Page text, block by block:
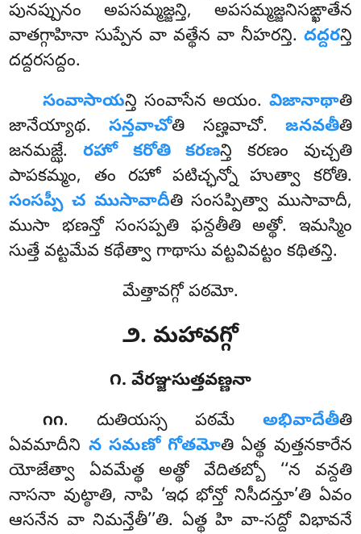
పునప్పునం అపసమ్మజ్జన్తి, అపసమ్మజ్జనిసఙ్ఖాతేన
వాతగ్గాహినా సుప్పేన వా వత్థేన వా నీహరన్తి. దద్దరన్తి
దద్దరసద్దం.
సంవాసాయన్తి సంవాసేన అయం. విజానాథాతి
జానేయ్యాథ.సన్తవాచోతి సణ్హవాచో. జనవతీతి
జనమజ్ఝే. రహో కరోతి కరణన్తి కరణం వుచ్చతి
పాపకమ్మం, తం రహో పటిచ్ఛన్నో హుత్వా కరోతి.
సంసప్పీ చ ముసావాదీతి సంసప్పిత్వా ముసావాదీ,
ముసా భణన్తో సంసప్పతి ఫన్దతీతి అత్థో. ఇమస్మిం
సుత్తే వట్టమేవ కథేత్వా గాథాసు వట్టవివట్టం కథితన్తి.
మేత్తావగ్గో పఠమో.
౨. మహావగ్గో
౧. వేరఞ్జసుత్తవణ్ణనా
౧౧. దుతియస్స పఠమే అభివాదేతీతి
ఏవమాదీని న సమణో గోతమోతి ఏత్థ వుత్తనకారేన
యోజేత్వా ఏవమేత్థ అత్థో వేదితబ్బో ‘‘న వన్దతి
నాసనా వుట్ఠాతి, నాపి ‘ఇధ భోన్తో నిసీదన్తూ’తి ఏవం
ఆసనేన వా నిమన్తేతీ’’తి. ఏత్థ హి వా-సద్దో విభావనే